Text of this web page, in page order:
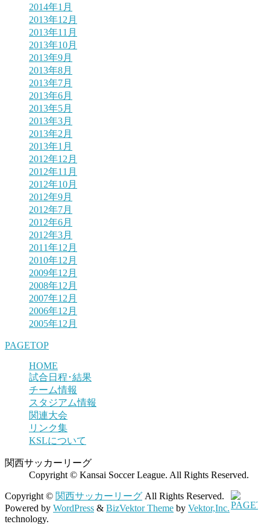
2014年1月
2013年12月
2013年11月
2013年10月
2013年9月
2013年8月
2013年7月
2013年6月
2013年5月
2013年3月
2013年2月
2013年1月
2012年12月
2012年11月
2012年10月
2012年9月
2012年7月
2012年6月
2012年3月
2011年12月
2010年12月
2009年12月
2008年12月
2007年12月
2006年12月
2005年12月
PAGETOP
HOME
試合日程･結果
チーム情報
スタジアム情報
関連大会
リンク集
KSLについて
関西サッカーリーグ
Copyright © Kansai Soccer League. All Rights Reserved.
Copyright © 関西サッカーリーグ All Rights Reserved.
Powered by WordPress & BizVektor Theme by Vektor,Inc.
technology.